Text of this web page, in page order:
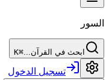
السور
ابحث في القرآن...⌘K
تسجيل الدخول